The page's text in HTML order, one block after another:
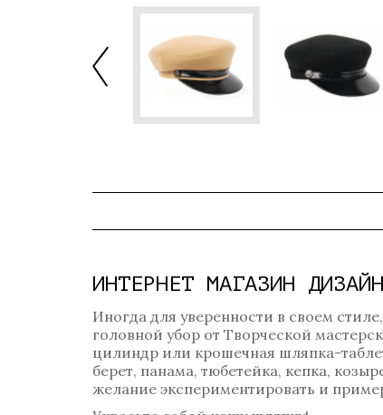
ИНТЕРНЕТ МАГАЗИН
Иногда для уверенности в своем
головной убор от Творческой
цилиндр или крошечная шляпка-
берет, панама, тюбетейка, кепка,
желание экспериментировать и